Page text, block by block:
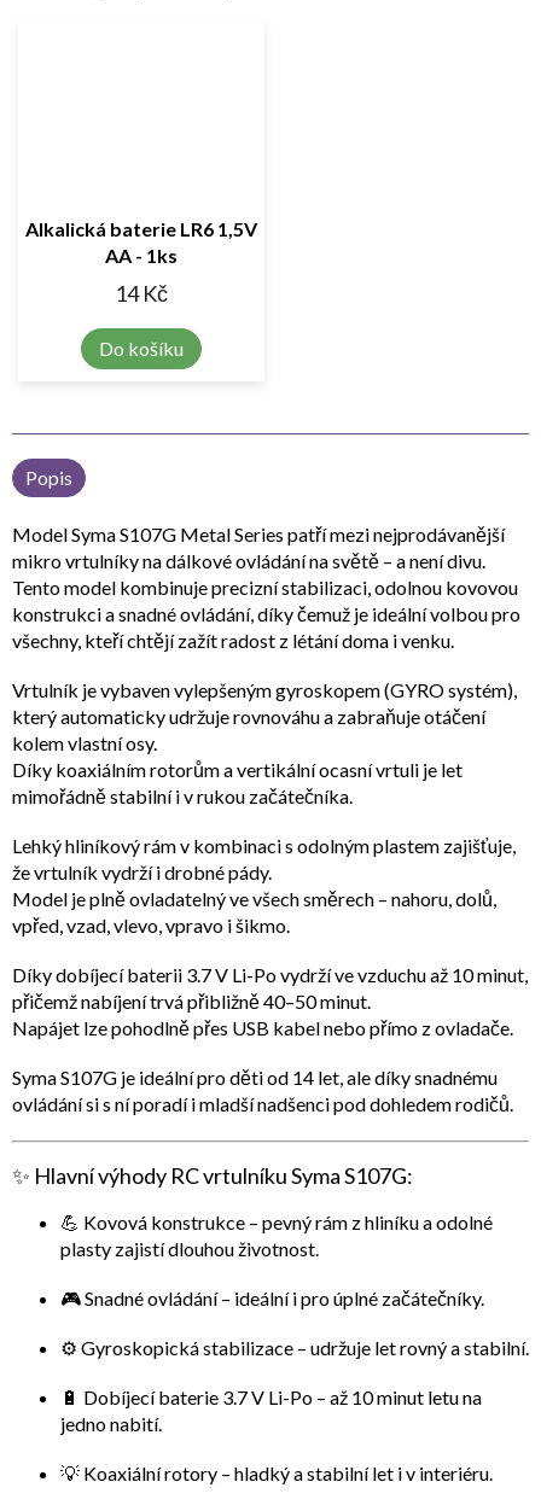
Alkalická baterie LR6 1,5V
AA - 1ks
14 Kč
Do košíku
Popis
ModelSyma S107G Metal Series patří mezi nejprodávanější
mikro vrtulníky na dálkové ovládánína světě – a není divu.
Tento model kombinujeprecizní stabilizaci, odolnou kovovou
konstrukcia snadné ovládání, díky čemuž je ideální volbou pro
všechny, kteří chtějí zažít radost z létání doma i venku.
Vrtulník je vybavenvylepšeným gyroskopem (GYRO systém),
který automaticky udržuje rovnováhu a zabraňuje otáčení
kolem vlastní osy.
Díky koaxiálním rotorůmavertikální ocasní vrtuli je let
mimořádně stabilní i v rukou začátečníka.
Lehkýhliníkový rámv kombinaci s odolným plastem zajišťuje,
že vrtulník vydrží i drobné pády.
Model jeplně ovladatelný ve všech směrech – nahoru, dolů,
vpřed, vzad, vlevo, vpravo i šikmo.
Díkydobíjecí baterii 3.7 V Li-Povydrží ve vzduchu až 10 minut,
přičemž nabíjení trvá přibližně 40–50 minut.
Napájet lze pohodlně přes USB kabelnebo přímo zovladače.
Syma S107G je ideální pro děti od 14 let, ale díky snadnému
ovládání si s ní poradí i mladší nadšenci pod dohledem rodičů.
✨ Hlavní výhody RC vrtulníku Syma S107G:
💪 Kovová konstrukce – pevný rám z hliníku a odolné
plasty zajistí dlouhou životnost.
🎮Snadné ovládání– ideální i pro úplné začátečníky.
⚙️ Gyroskopická stabilizace – udržuje let rovný a stabilní.
🔋 Dobíjecí baterie 3.7 V Li-Po – až 10 minut letu na
jedno nabití.
💡 Koaxiální rotory – hladký a stabilní let i v interiéru.